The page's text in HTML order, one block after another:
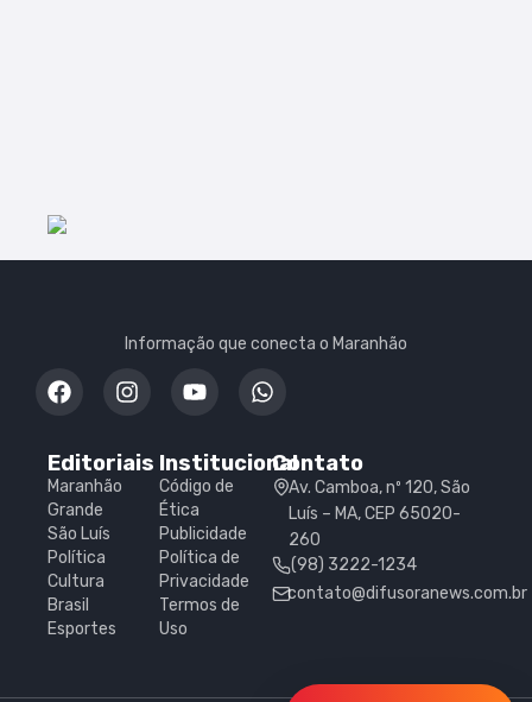
Informação que conecta o Maranhão
Editoriais
Maranhão
Grande
São Luís
Política
Cultura
Brasil
Esportes
Institucional
Código de
Ética
Publicidade
Política de
Privacidade
Termos de
Uso
Contato
Av. Camboa, nº 120, São
Luís – MA, CEP 65020-
260
(98) 3222-1234
contato@difusoranews.com.br